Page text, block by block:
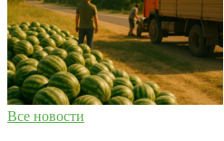
Все новости